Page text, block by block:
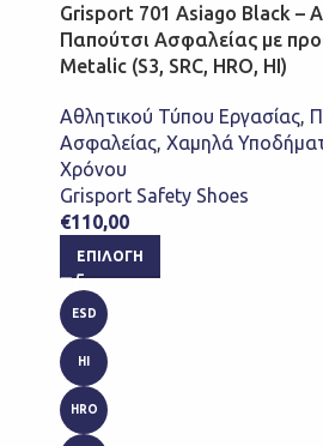
Grisport 701 Asiago Black –
Παπούτσι Ασφαλείας με
Metalic (S3, SRC, HRO, HI)
Αθλητικού Τύπου Εργασίας,
Ασφαλείας, Χαμηλά
Χρόνου
Grisport Safety Shoes
€110,00
ΕΠΙΛΟΓΉ
ESD
HI
HRO